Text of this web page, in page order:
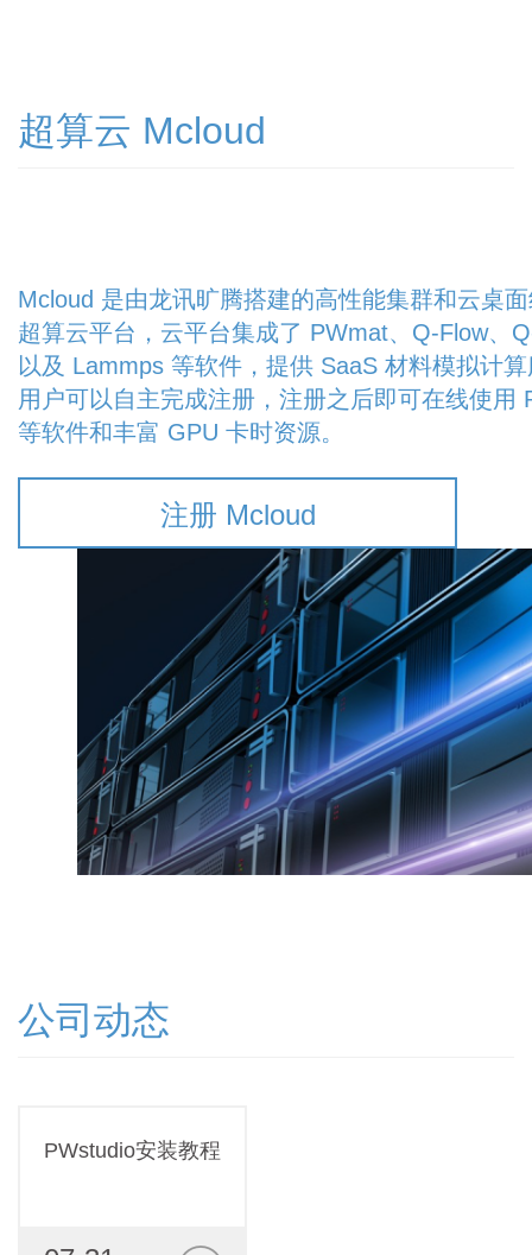
超算云 Mcloud
Mcloud 是由龙讯旷腾搭建的高性能集群和云桌
超算云平台，云平台集成了 PWmat、Q-Flow、
以及 Lammps 等软件，提供 SaaS 材料模拟计
用户可以自主完成注册，注册之后即可在线使用
等软件和丰富 GPU 卡时资源。
注册 Mcloud
公司动态
PWstudio安装教程